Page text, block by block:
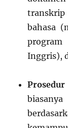
transkrip
bahasa
Inggris),